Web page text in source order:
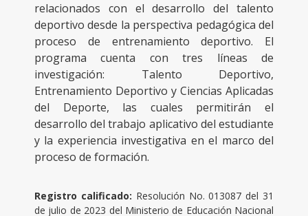
relacionados con el desarrollo del talento
deportivo desde la perspectiva pedagógica del
proceso de entrenamiento deportivo. El
programa cuenta con tres líneas de
investigación: Talento Deportivo,
Entrenamiento Deportivo y Ciencias Aplicadas
del Deporte, las cuales permitirán el
desarrollo del trabajo aplicativo del estudiante
y la experiencia investigativa en el marco del
proceso de formación.
Registro calificado: Resolución No. 013087 del 31
de julio de 2023 del Ministerio de Educación Nacional